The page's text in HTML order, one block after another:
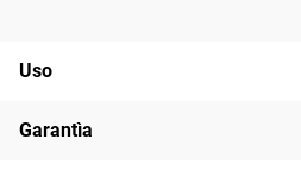
Uso
Garantìa